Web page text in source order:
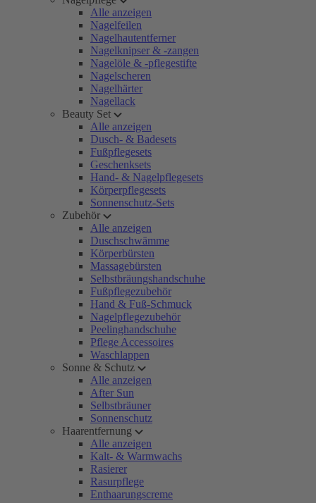
Alle anzeigen
Nagelfeilen
Nagelhautentferner
Nagelknipser & -zangen
Nagelöle & -pflegestifte
Nagelscheren
Nagelhärter
Nagellack
Beauty Set
Alle anzeigen
Dusch- & Badesets
Fußpflegesets
Geschenksets
Hand- & Nagelpflegesets
Körperpflegesets
Sonnenschutz-Sets
Zubehör
Alle anzeigen
Duschschwämme
Körperbürsten
Massagebürsten
Selbstbräungshandschuhe
Fußpflegezubehör
Hand & Fuß-Schmuck
Nagelpflegezubehör
Peelinghandschuhe
Pflege Accessoires
Waschlappen
Sonne & Schutz
Alle anzeigen
After Sun
Selbstbräuner
Sonnenschutz
Haarentfernung
Alle anzeigen
Kalt- & Warmwachs
Rasierer
Rasurpflege
Enthaarungscreme